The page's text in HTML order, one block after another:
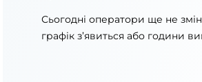
Сьогодні оператори ще не
графік з’явиться або години